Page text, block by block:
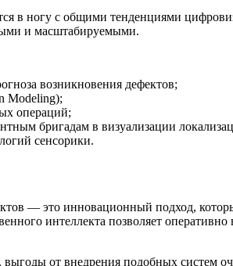
в ногу с общими тенденциями
и масштабируемыми.
возникновения дефектов;
Modeling);
операций;
бригадам в визуализации
сенсорики.
— это инновационный подход,
интеллекта позволяет
от внедрения подобных систем